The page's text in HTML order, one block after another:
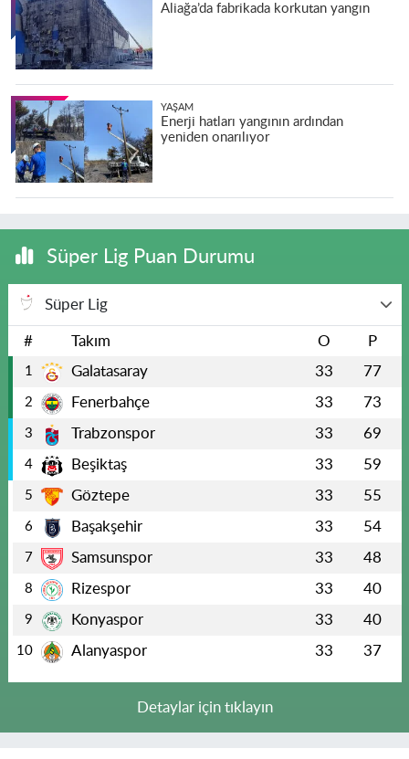
Aliağa’da fabrikada korkutan yangın
YAŞAM
Enerji hatları yangının ardından
yeniden onarılıyor
Süper Lig Puan Durumu
Süper Lig
# Takım O P
1 Galatasaray 33 77
2 Fenerbahçe 33 73
3 Trabzonspor 33 69
4 Beşiktaş 33 59
5 Göztepe 33 55
6 Başakşehir 33 54
7 Samsunspor 33 48
8 Rizespor 33 40
9 Konyaspor 33 40
10 Alanyaspor 33 37
Detaylar için tıklayın